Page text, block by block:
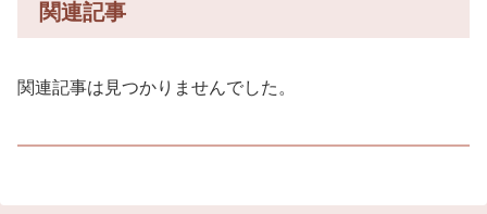
関連記事
関連記事は見つかりませんでした。